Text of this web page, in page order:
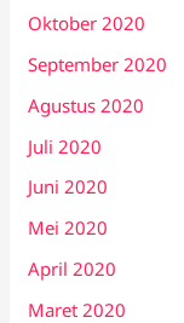
Oktober 2020
September 2020
Agustus 2020
Juli 2020
Juni 2020
Mei 2020
April 2020
Maret 2020